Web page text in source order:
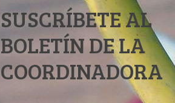
SUSCRÍBETE AL
BOLETÍN DE LA
COORDINADORA